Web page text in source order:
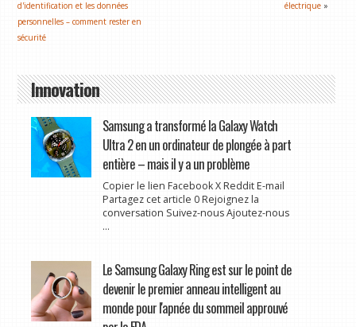
d'identification et les données
personnelles – comment rester en
sécurité
électrique »
Innovation
Samsung a transformé la Galaxy Watch
Ultra 2 en un ordinateur de plongée à part
entière – mais il y a un problème
Copier le lien Facebook X Reddit E-mail
Partagez cet article 0 Rejoignez la
conversation Suivez-nous Ajoutez-nous
...
Le Samsung Galaxy Ring est sur le point de
devenir le premier anneau intelligent au
monde pour l'apnée du sommeil approuvé